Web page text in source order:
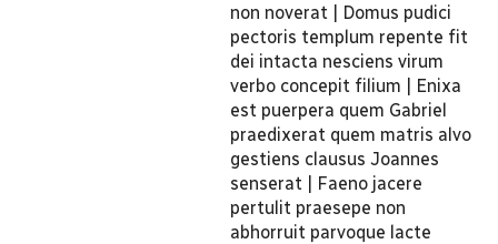
non noverat | Domus pudici
pectoris templum repente fit
dei intacta nesciens virum
verbo concepit filium | Enixa
est puerpera quem Gabriel
praedixerat quem matris alvo
gestiens clausus Joannes
senserat | Faeno jacere
pertulit praesepe non
abhorruit parvoque lacte